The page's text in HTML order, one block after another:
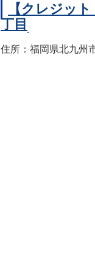
【クレジッ
丁目
住所：福岡県北九州